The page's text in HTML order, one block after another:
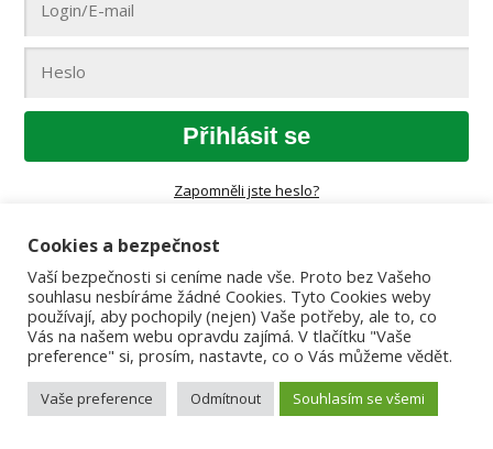
Přihlásit se
Zapomněli jste heslo?
Cookies a bezpečnost
Vaší bezpečnosti si ceníme nade vše. Proto bez Vašeho
souhlasu nesbíráme žádné Cookies. Tyto Cookies weby
používají, aby pochopily (nejen) Vaše potřeby, ale to, co
Vás na našem webu opravdu zajímá. V tlačítku "Vaše
preference" si, prosím, nastavte, co o Vás můžeme vědět.
Vaše preference Odmítnout Souhlasím se všemi